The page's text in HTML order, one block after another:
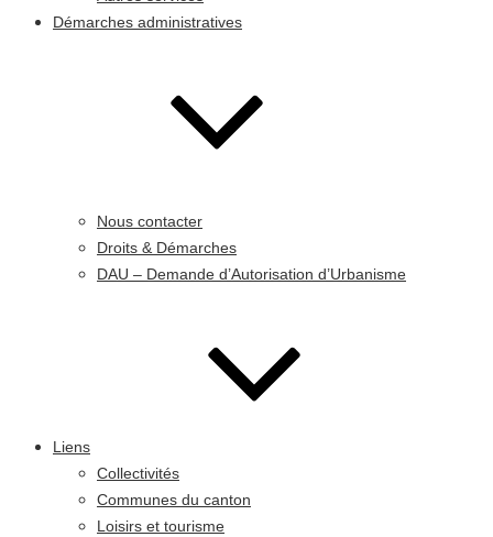
Démarches administratives
Nous contacter
Droits & Démarches
DAU – Demande d’Autorisation d’Urbanisme
Liens
Collectivités
Communes du canton
Loisirs et tourisme